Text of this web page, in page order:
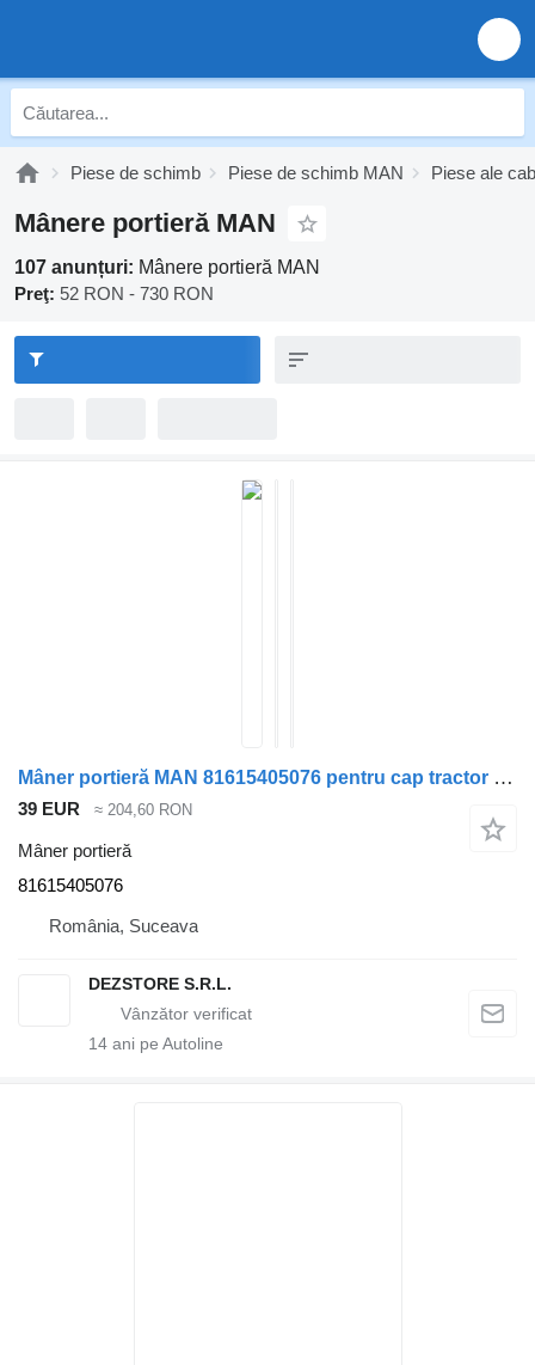
Piese de schimb Piese de schimb MAN Piese ale
Mânere portieră MAN
107 anunțuri: Mânere portieră MAN
Preţ: 52 RON - 730 RON
Mâner portieră MAN 81615405076 pentru cap tractor MAN TGS
39 EUR ≈ 204,60 RON
Mâner portieră
81615405076
România, Suceava
DEZSTORE S.R.L.
14 ani pe Autoline